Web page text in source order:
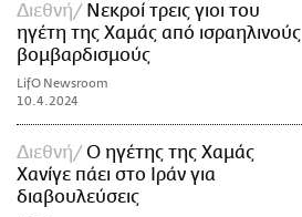
Διεθνή
Νεκροί τρεις γιοι του
ηγέτη της Χαμάς από ισραηλινούς
βομβαρδισμούς
LifO Newsroom
10.4.2024
Διεθνή
Ο ηγέτης της Χαμάς
Χανίγε πάει στο Ιράν για
διαβουλεύσεις